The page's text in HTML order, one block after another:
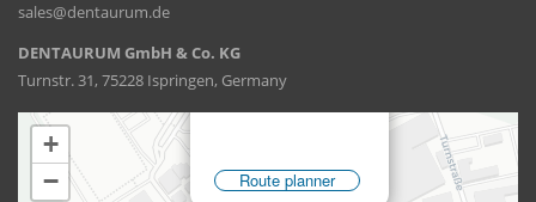
sales@dentaurum.de
DENTAURUM GmbH & Co. KG
Turnstr. 31, 75228 Ispringen, Germany